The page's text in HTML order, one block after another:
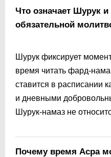
Что означает Шурук и
обязательной
Шурук фиксирует
время читать фард-
ставится в расписании
и дневными
Шурук-намаз не
Почему время Асра